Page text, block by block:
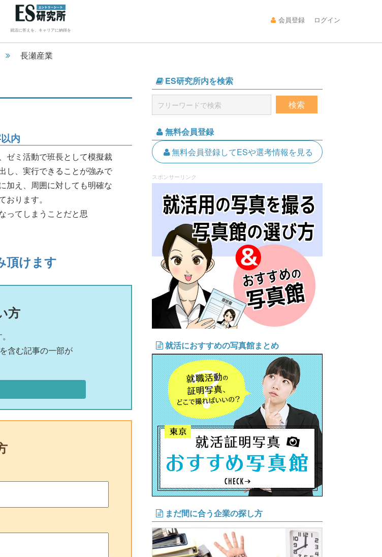
就活に答えを、キャリアに納得を
会員登録 ログイン
長瀬産業
内
ゼミ活動で班長として模擬裁
し、実行できることが強みで
加え、周囲に対しても明確な
ります。
ってしまうことだと思
頂けます
方
含む記事の一部が
ES研究所内を検索
無料会員登録
無料会員登録してESや選考情報を見る
スポンサーリンク
就活におすすめの写真館まとめ
まだ間に合う企業の探し方